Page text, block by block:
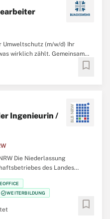
(m/w/d) Ihr
wirklich zählt. Gemeinsam
und die außenpolitische
bookmark
Ingenieurin /
Die Niederlassung
des Landes
zum nächstmöglichen
Finanzen
oder Ingenieurin /
check_circleWEITERBILDUNG
bookmark